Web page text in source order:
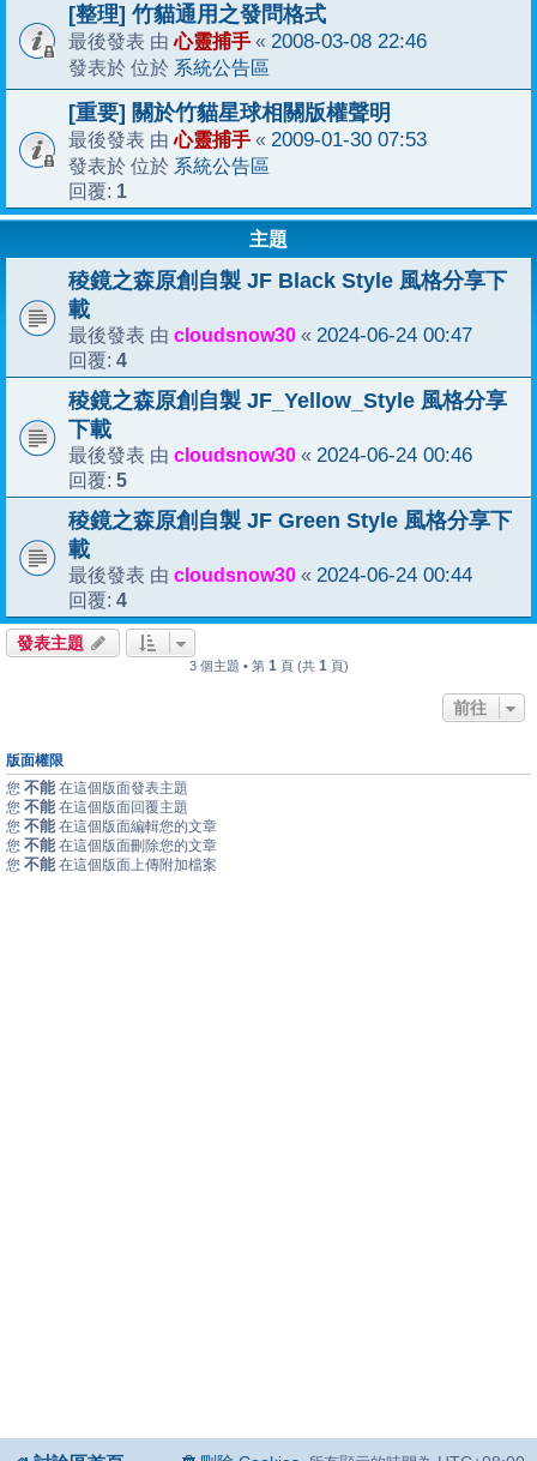
[整理] 竹貓通用之發問格式
最後發表 由心靈捕手 « 2008-03-08 22:46
發表於 位於 系統公告區
[重要] 關於竹貓星球相關版權聲明
最後發表 由心靈捕手 « 2009-01-30 07:53
發表於 位於 系統公告區
回覆: 1
主題
稜鏡之森原創自製 JF Black Style 風格分享下
載
最後發表 由 cloudsnow30 « 2024-06-24 00:47
回覆: 4
稜鏡之森原創自製 JF_Yellow_Style 風格分享
下載
最後發表 由 cloudsnow30 « 2024-06-24 00:46
回覆: 5
稜鏡之森原創自製 JF Green Style 風格分享下
載
最後發表 由 cloudsnow30 « 2024-06-24 00:44
回覆: 4
發表主題
3 個主題 • 第 1 頁 (共 1 頁)
前往
版面權限
您 不能 在這個版面發表主題
您 不能 在這個版面回覆主題
您 不能 在這個版面編輯您的文章
您 不能 在這個版面刪除您的文章
您 不能 在這個版面上傳附加檔案